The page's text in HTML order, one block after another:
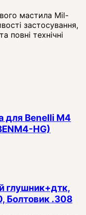
мастила Mil-
застосування,
повні технічні
для Benelli M4
HG)
глушник+дтк,
Болтовик .308